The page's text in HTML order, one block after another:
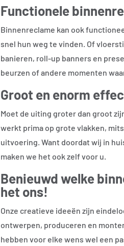
Functionele
Binnenreclame kan ook
snel hun weg te vinden. Of
banieren, roll-up banners en
beurzen of andere momenten
Groot en enorm
Moet de uiting groter dan groot
werkt prima op grote vlakken,
uitvoering. Want doordat wij in
maken we het ook zelf voor u.
Benieuwd welke
het ons!
Onze creatieve ideeën zijn
ontwerpen, produceren en
hebben voor elke wens wel een